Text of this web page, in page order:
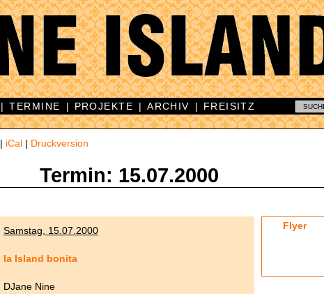
|TERMINE | PROJEKTE |ARCHIV | FREISITZ
| iCal | Druckversion
Termin: 15.07.2000
Flyer
Samstag, 15.07.2000
la Island bonita
DJane Nine